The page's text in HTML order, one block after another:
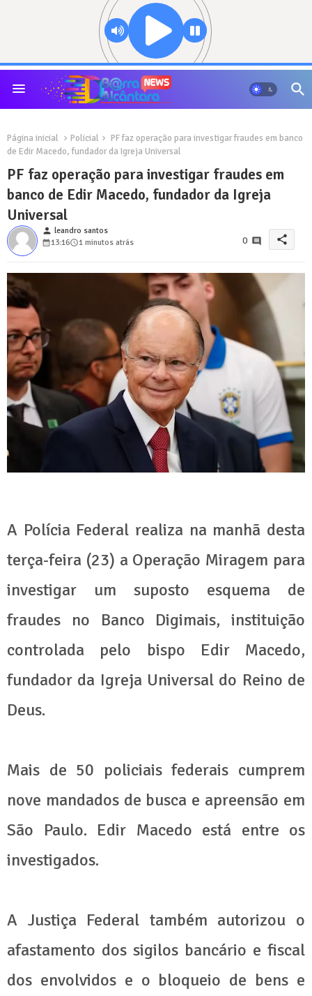
Página inicial Policial
PF faz operação para investigar fraudes em banco
de Edir Macedo, fundador da Igreja Universal
PF faz operação para investigar fraudes em
banco de Edir Macedo, fundador da Igreja
Universal
person leandro santos
13:16
1 minutos atrás 0 share
A Polícia Federal realiza na manhã desta
terça-feira (23) a Operação Miragem para
investigar um suposto esquema de
fraudes no Banco Digimais, instituição
controlada pelo bispo Edir Macedo,
fundador da Igreja Universal do Reino de
Deus.
Mais de 50 policiais federais cumprem
nove mandados de busca e apreensão em
São Paulo. Edir Macedo está entre os
investigados.
A Justiça Federal também autorizou o
afastamento dos sigilos bancário e fiscal
dos envolvidos e o bloqueio de bens e